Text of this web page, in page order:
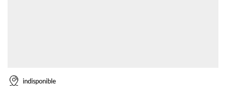
indisponible